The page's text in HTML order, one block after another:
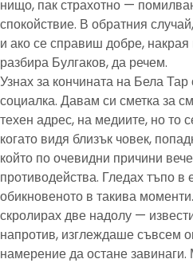
нищо, пак страхотно —
спокойствие. В обратния
и ако се справиш добре,
разбира Булгаков, да речем.
Узнах за кончината на Бела Тар
социалка. Давам си сметка за
техен адрес, на медиите, но то
когато видя близък човек,
който по очевидни причини
противодейства. Гледах тъпо в
обикновеното в такива
скролирах две надолу —
напротив, изглеждаше съвсем
намерение да остане